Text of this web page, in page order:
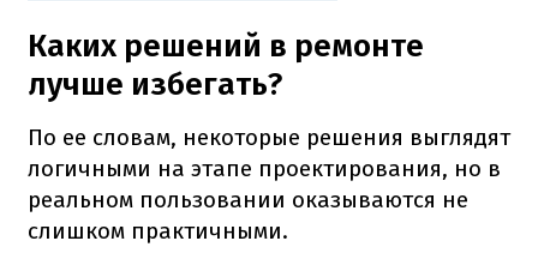
Каких решений в ремонте
лучше избегать?
По ее словам, некоторые решения выглядят
логичными на этапе проектирования, но в
реальном пользовании оказываются не
слишком практичными.